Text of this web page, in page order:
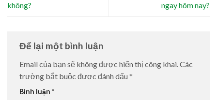
không?
ngay hôm nay?
Để lại một bình luận
Email của bạn sẽ không được hiển thị công khai.Các
trường bắt buộc được đánh dấu *
Bình luận *